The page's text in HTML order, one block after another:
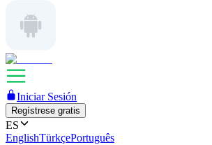
Iniciar Sesión
Regístrese gratis
ES
EnglishTürkçePortuguês